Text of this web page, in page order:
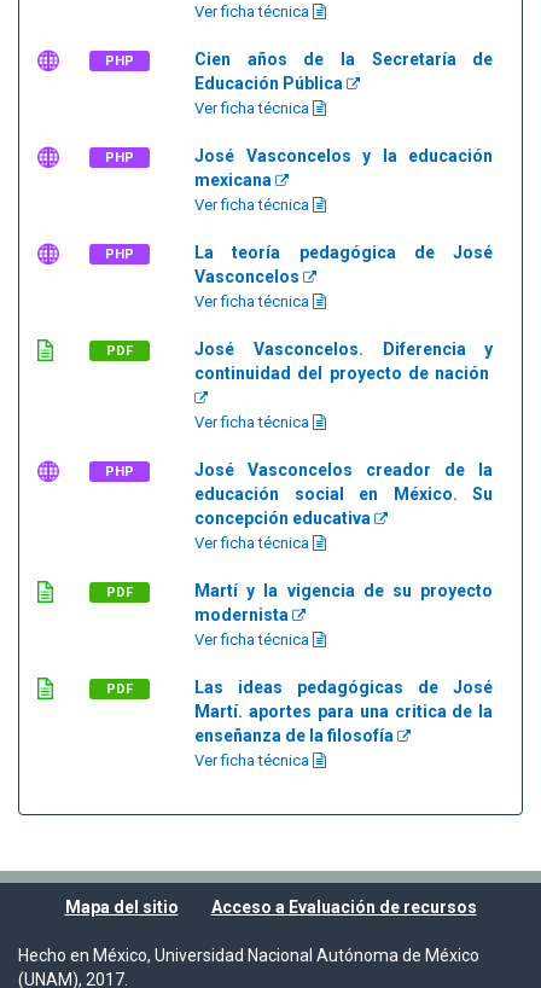
Ver ficha técnica
PHP
Cien años de la Secretaría de
Educación Pública
Ver ficha técnica
PHP
José Vasconcelos y la educación
mexicana
Ver ficha técnica
PHP
La teoría pedagógica de José
Vasconcelos
Ver ficha técnica
PDF
José Vasconcelos. Diferencia y
continuidad del proyecto de nación
Ver ficha técnica
PHP
José Vasconcelos creador de la
educación social en México. Su
concepción educativa
Ver ficha técnica
PDF
Martí y la vigencia de su proyecto
modernista
Ver ficha técnica
PDF
Las ideas pedagógicas de José
Martí. aportes para una critica de la
enseñanza de la filosofía
Ver ficha técnica
Mapa del sitio Acceso a Evaluación de recursos
Hecho en México, Universidad Nacional Autónoma de México
(UNAM), 2017.